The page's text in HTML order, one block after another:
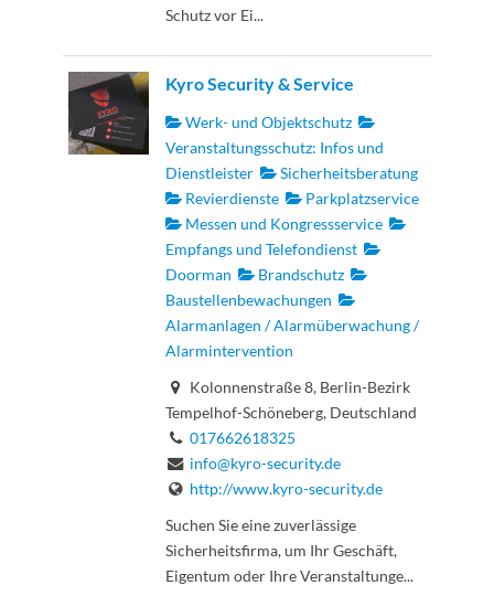
Schutz vor Ei...
Kyro Security & Service
Werk- und Objektschutz
Veranstaltungsschutz: Infos und
Dienstleister
Sicherheitsberatung
Revierdienste
Parkplatzservice
Messen und Kongressservice
Empfangs und Telefondienst
Doorman
Brandschutz
Baustellenbewachungen
Alarmanlagen / Alarmüberwachung /
Alarmintervention
Kolonnenstraße 8, Berlin-Bezirk
Tempelhof-Schöneberg, Deutschland
017662618325
info@kyro-security.de
http://www.kyro-security.de
Suchen Sie eine zuverlässige
Sicherheitsfirma, um Ihr Geschäft,
Eigentum oder Ihre Veranstaltunge...